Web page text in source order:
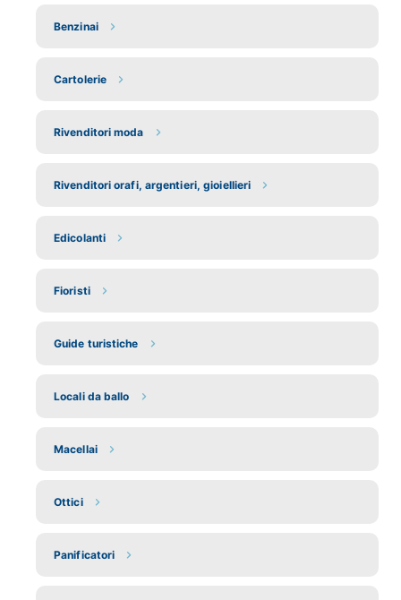
Benzinai
Cartolerie
Rivenditori moda
Rivenditori orafi, argentieri, gioiellieri
Edicolanti
Fioristi
Guide turistiche
Locali da ballo
Macellai
Ottici
Panificatori